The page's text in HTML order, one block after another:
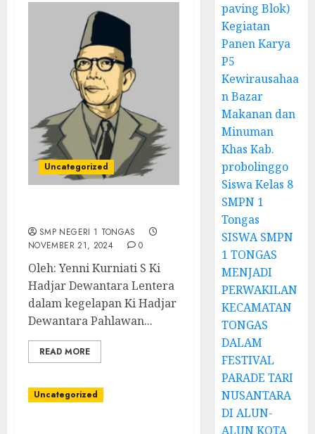
Uncategorized
SMP NEGERI 1 TONGAS
NOVEMBER 21, 2024
0
Oleh: Yenni Kurniati S Ki
Hadjar Dewantara Lentera
dalam kegelapan Ki Hadjar
Dewantara Pahlawan...
READ MORE
Uncategorized
paving Blok)
Kegiatan
Panen Karya
P5
Kewirausahaa
n Bazar
Makanan dan
Minuman
Khas Kab.
probolinggo
Siswa Kelas 8
SMPN 1
Tongas
SISWA SMPN
1 TONGAS
MENJADI
PERWAKILAN
KECAMATAN
TONGAS
DALAM
FESTIVAL
PARADE TARI
NUSANTARA
DI ALUN-
ALUN KOTA